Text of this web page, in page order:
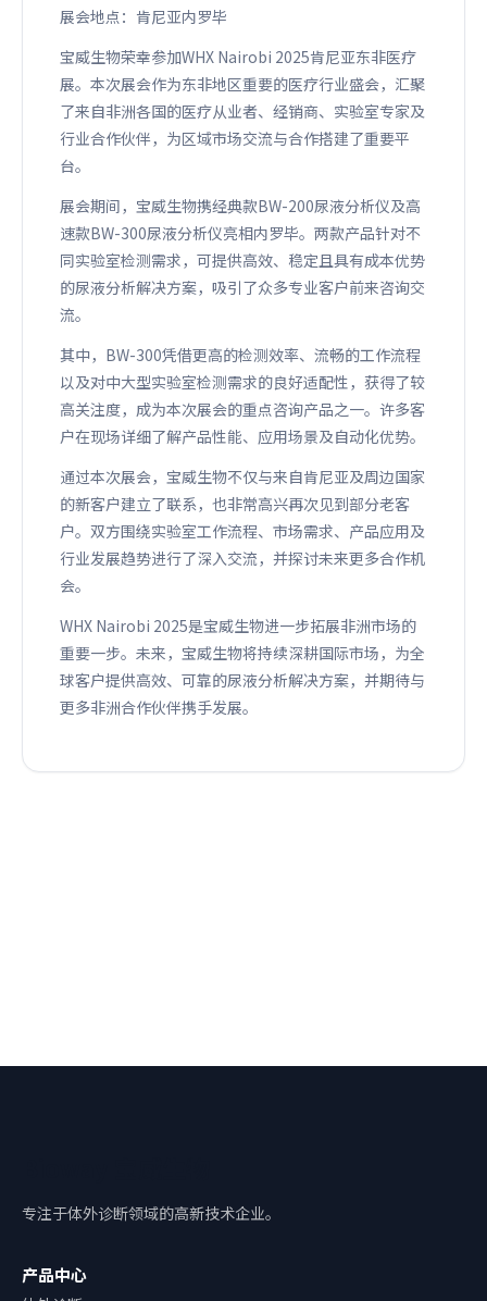
展会地点：肯尼亚内罗毕
宝威生物荣幸参加WHX Nairobi 2025肯尼亚东非医疗
展。本次展会作为东非地区重要的医疗行业盛会，汇聚
了来自非洲各国的医疗从业者、经销商、实验室专家及
行业合作伙伴，为区域市场交流与合作搭建了重要平
台。
展会期间，宝威生物携经典款BW-200尿液分析仪及高
速款BW-300尿液分析仪亮相内罗毕。两款产品针对不
同实验室检测需求，可提供高效、稳定且具有成本优势
的尿液分析解决方案，吸引了众多专业客户前来咨询交
流。
其中，BW-300凭借更高的检测效率、流畅的工作流程
以及对中大型实验室检测需求的良好适配性，获得了较
高关注度，成为本次展会的重点咨询产品之一。许多客
户在现场详细了解产品性能、应用场景及自动化优势。
通过本次展会，宝威生物不仅与来自肯尼亚及周边国家
的新客户建立了联系，也非常高兴再次见到部分老客
户。双方围绕实验室工作流程、市场需求、产品应用及
行业发展趋势进行了深入交流，并探讨未来更多合作机
会。
WHX Nairobi 2025是宝威生物进一步拓展非洲市场的
重要一步。未来，宝威生物将持续深耕国际市场，为全
球客户提供高效、可靠的尿液分析解决方案，并期待与
更多非洲合作伙伴携手发展。
专注于体外诊断领域的高新技术企业。
产品中心